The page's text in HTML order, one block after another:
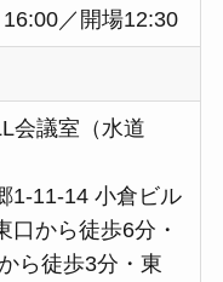
／開場12:30
会議室（水道
1-11-14 小倉ビル
口から徒歩6分・
ら徒歩3分・東